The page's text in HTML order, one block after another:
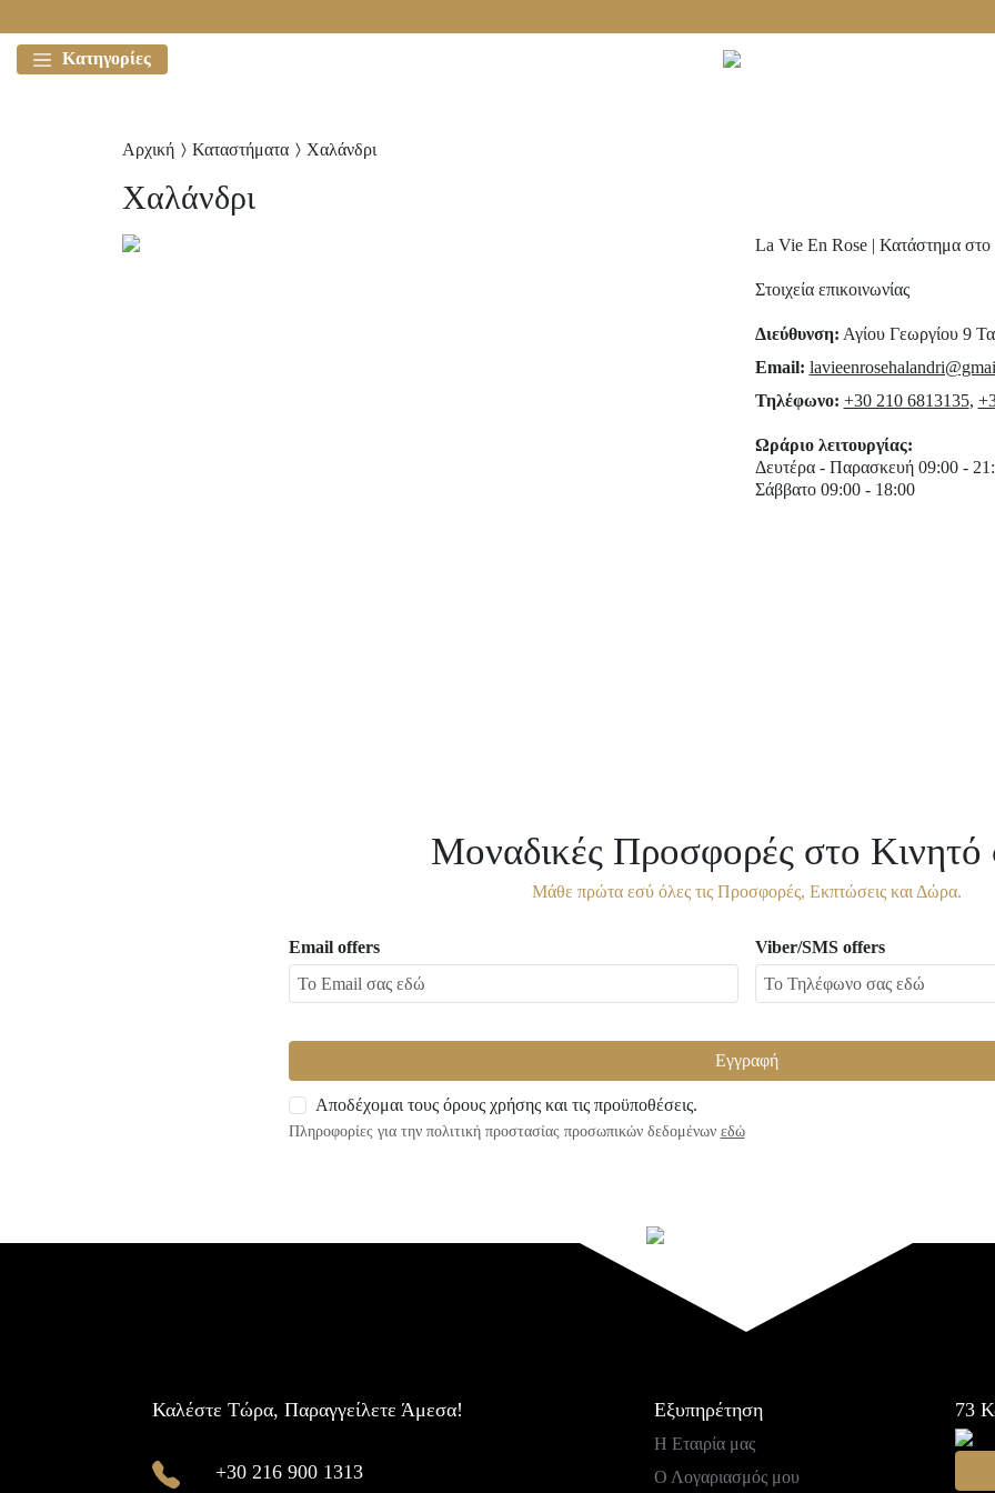
Κατηγορίες
Αρχική Καταστήματα Χαλάνδρι
Χαλάνδρι
La Vie En Rose | Κατάστημα στο
Στοιχεία επικοινωνίας
Διεύθυνση: Αγίου Γεωργίου 9
Email:
Τηλέφωνο: +30 210 6813135,
Ωράριο λειτουργίας:
Δευτέρα - Παρασκευή 09:00 -
Σάββατο 09:00 - 18:00
Μοναδικές Προσφορές στο Κινητό
Μάθε πρώτα εσύ όλες τις Προσφορές, Εκπτώσεις και Δώρα.
Email offers Viber/SMS offers
Εγγραφή
Αποδέχομαι τους όρους χρήσης και τις προϋποθέσεις.
Πληροφορίες για την πολιτική προστασίας προσωπικών δεδομένων εδώ
Καλέστε Τώρα, Παραγγείλετε Άμεσα!
+30 216 900 1313
Εξυπηρέτηση
Η Εταιρία μας
Ο Λογαριασμός μου
73